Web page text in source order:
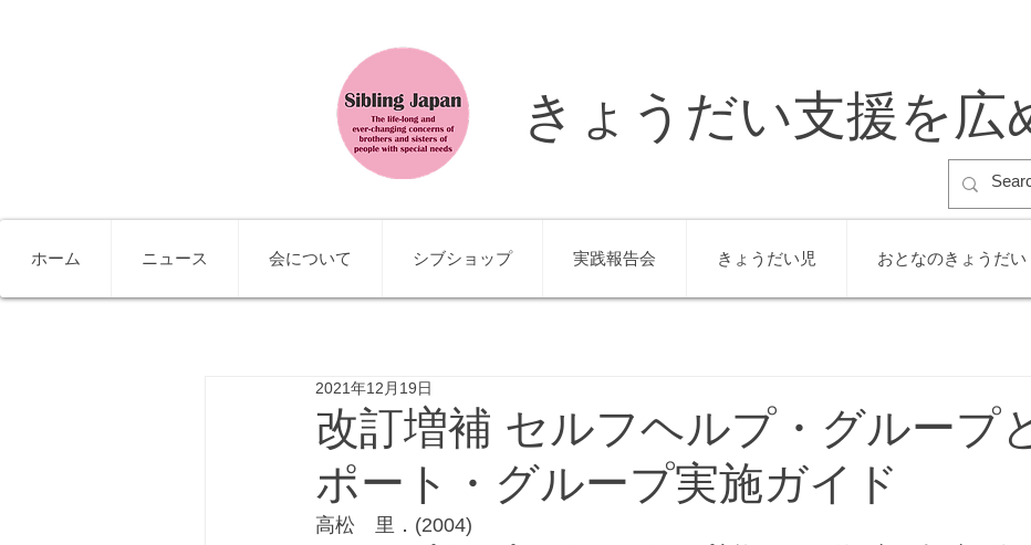
きょうだい支援を広
ホーム ニュース 会について シブショップ 実践報告会 きょうだい児 おとなのきょうだい
改訂増補 セルフヘルプ・グループ
ポート・グループ実施ガイド
2021年12月19日
高松　里．(2004)